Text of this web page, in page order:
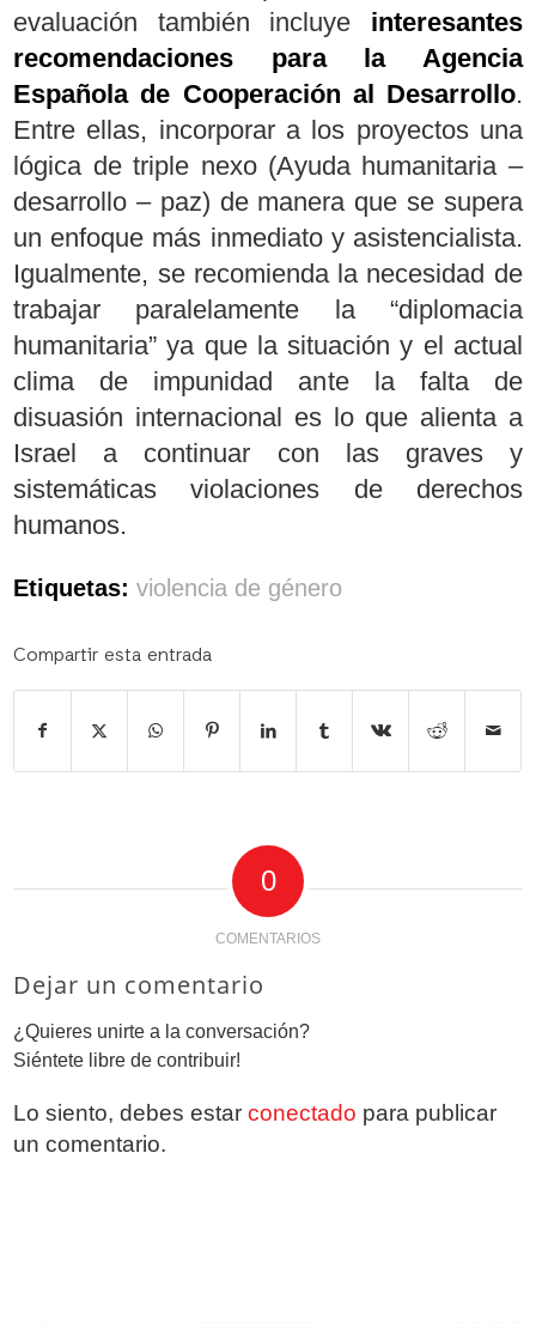
evaluación también incluye interesantes
recomendaciones para la Agencia
Española de Cooperación al Desarrollo.
Entre ellas, incorporar a los proyectos una
lógica de triple nexo (Ayuda humanitaria –
desarrollo – paz) de manera que se supera
un enfoque más inmediato y asistencialista.
Igualmente, se recomienda la necesidad de
trabajar paralelamente la “diplomacia
humanitaria” ya que la situación y el actual
clima de impunidad ante la falta de
disuasión internacional es lo que alienta a
Israel a continuar con las graves y
sistemáticas violaciones de derechos
humanos.
Etiquetas: violencia de género
Compartir esta entrada
0
COMENTARIOS
Dejar un comentario
¿Quieres unirte a la conversación?
Siéntete libre de contribuir!
Lo siento, debes estarconectado para publicar
un comentario.